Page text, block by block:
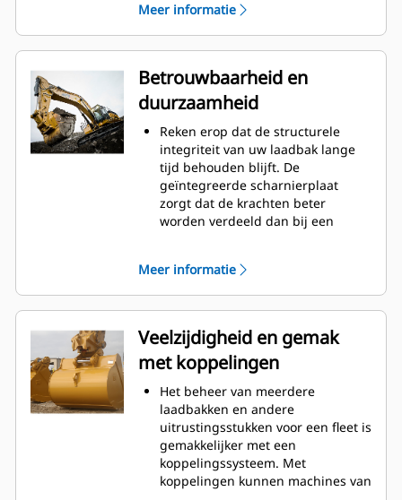
materiaalstroom in de laadbak. De
extra ruimte voor de hiel zorgt
ervoor dat de bodem van de
laadbak niet blijft slepen,
waardoor de onderhoudskosten
worden verminderd.
Het brandstofverbruik is het
hoogst tijdens het graven. Cat
laadbakken zijn ontworpen om
snel door materiaal te snijden en
de algehele operationele
efficiëntie van uw machine te
verbeteren.
tijd. De vorm van de laadbak en de
Meer informatie
Betrouwbaarheid en
duurzaamheid
Reken erop dat de structurele
integriteit van uw laadbak lange
tijd behouden blijft. De
geïntegreerde scharnierplaat
zorgt dat de krachten beter
worden verdeeld dan bij een
van schuurbestendig staal met
hoge sterkte, vooral bij
componenten die blootstaan aan
overmatige slijtage.
Bescherm de belangrijkste
gedeelten van uw laadbak die het
meest blootstaan aan slijtage met
Cat-graafgereedschap (GET:
Ground Engaging Tools)
Hogere productie in veeleisende
toepassingen, betere penetratie in
bergen en snellere cyclustijden
met Cat ®Advansys™ -
Meer informatie
Veelzijdigheid en gemak
met koppelingen
Het beheer van meerdere
laadbakken en andere
uitrustingsstukken voor een fleet is
gemakkelijker met een
koppelingssysteem. Met
koppelingen kunnen machines van